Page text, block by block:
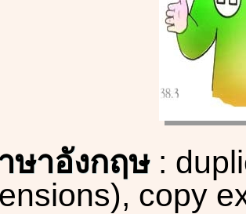
ษาอังกฤษ:
copy